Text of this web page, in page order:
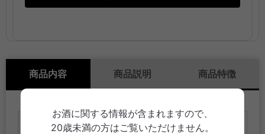
お酒に関する情報が含まれますので、
20歳未満の方はご覧いただけません。
商品内容 商品説明 商品特徴
品目 リキュール